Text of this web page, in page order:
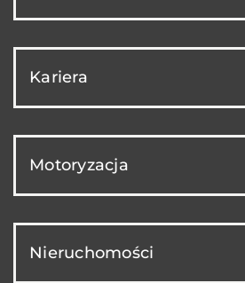
Kariera
Motoryzacja
Nieruchomości